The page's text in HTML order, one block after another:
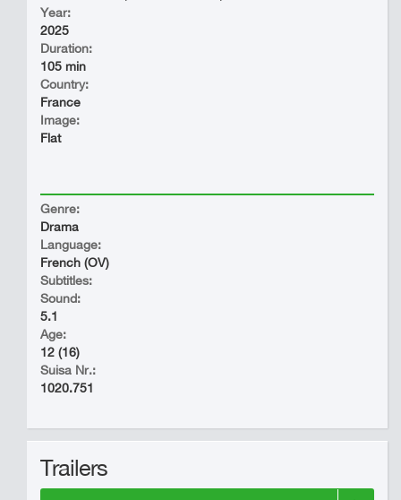
Year:
2025
Duration:
105 min
Country:
France
Image:
Flat
Genre:
Drama
Language:
French (OV)
Subtitles:
Sound:
5.1
Age:
12 (16)
Suisa Nr.:
1020.751
Trailers